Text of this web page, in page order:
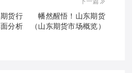
货行
分析
幡然醒悟！山东期货
（山东期货市场概览）